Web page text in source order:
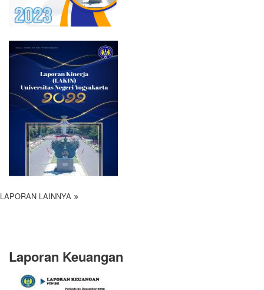
LAPORAN LAINNYA
Laporan Keuangan